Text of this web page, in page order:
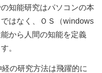
知能研究はパソコンの本
はなく、ＯＳ（windows
から人間の知能を定義
。
の研究方法は飛躍的に